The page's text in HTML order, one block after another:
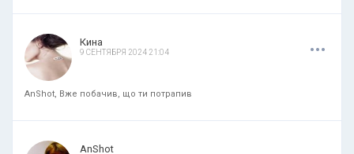
Кина
9 СЕНТЯБРЯ 2024 21:04 ...
AnShot, Вже побачив, що ти потрапив
AnShot